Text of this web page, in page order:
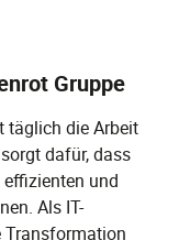
Gruppe
täglich die Arbeit
dafür, dass
und
Als IT-
Transformation